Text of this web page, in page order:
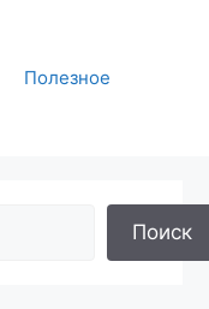
Полезное
Поиск